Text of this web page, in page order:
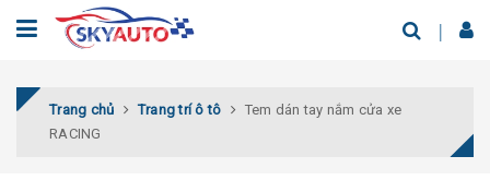
Trang chủ Trang trí ô tô
Tem dán tay nắm cửa xe
RACING